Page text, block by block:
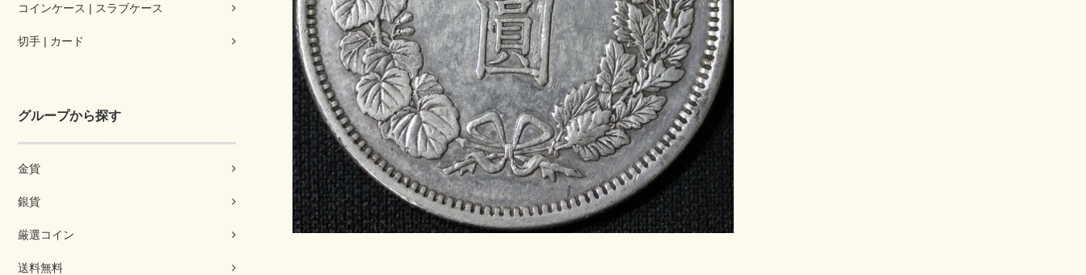
コインケース | スラブケース
切手 | カード
グループから探す
金貨
銀貨
厳選コイン
送料無料